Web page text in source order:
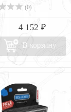
(0)
4 152 ₽
В корзину